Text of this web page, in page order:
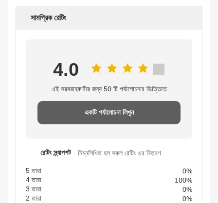
সামগ্রিক রেটিং
4.0
এই সরবরাহকারীর জন্য 50 টি পর্যালোচনার ভিত্তিতে
একটি পর্যালোচনা লিখুন
রেটিং স্ন্যাপশট নিম্নলিখিত হল সকল রেটিং এর বিতরণ
5 তারা
0%
4 তারা
100%
3 তারা
0%
2 তারা
0%